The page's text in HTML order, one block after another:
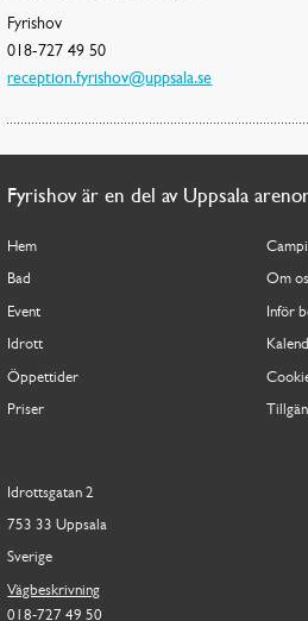
Fyrishov
018-727 49 50
reception.fyrishov@uppsala.se
Fyrishov är en del av Uppsala
Hem
Bad
Event
Idrott
Öppettider
Priser
Om
Inför
Idrottsgatan 2
753 33 Uppsala
Sverige
Vägbeskrivning
018-727 49 50